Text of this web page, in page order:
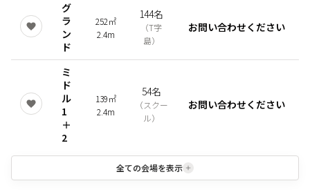
グ
ラ
ン
ド
252㎡
2.4m
144名
（T字
島）
お問い合わせください
ミ
ド
ル
1
＋
2
139㎡
2.4m
54名
（スクー
ル）
お問い合わせください
全ての会場を表示